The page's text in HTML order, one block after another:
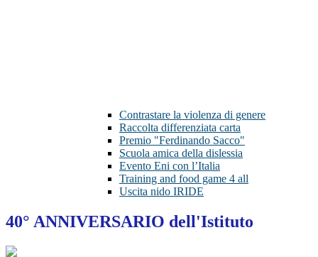
Contrastare la violenza di genere
Raccolta differenziata carta
Premio "Ferdinando Sacco"
Scuola amica della dislessia
Evento Eni con l’Italia
Training and food game 4 all
Uscita nido IRIDE
40° ANNIVERSARIO dell'Istituto